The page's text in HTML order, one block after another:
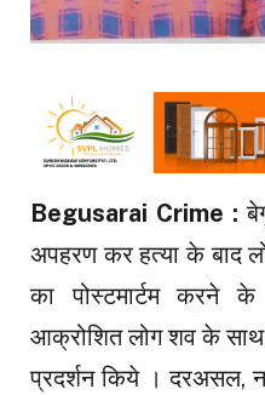
Begusarai Crime :
अपहरण कर हत्या के बाद
का पोस्टमार्टम करने
आक्रोशित लोग शव के
प्रदर्शन किये । दरअसल,